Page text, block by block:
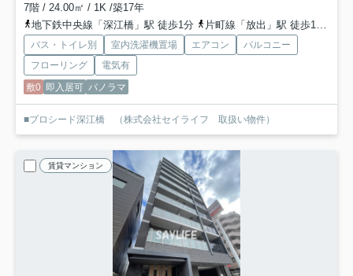
7階 / 24.00㎡ / 1K /築17年
地下鉄中央線「深江橋」駅 徒歩1分
片町線「放出」駅 徒歩14分
バス・トイレ別 室内洗濯機置場 エアコン
バルコニー
フローリング
電気有
敷0 即入居可 パノラマ
■プロシード深江橋 （株式会社セイライフ 取扱い物件）
賃貸マンション